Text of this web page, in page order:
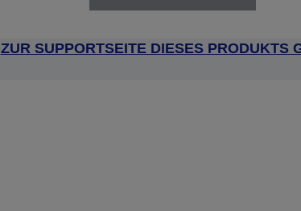
ZUR SUPPORTSEITE DIESES PRODUKTS